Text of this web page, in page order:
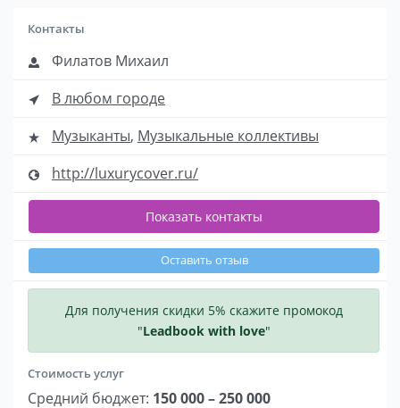
Контакты
Филатов Михаил
В любом городе
Музыканты, Музыкальные коллективы
http://luxurycover.ru/
Показать контакты
Оставить отзыв
Для получения скидки 5% скажите промокод
"Leadbook with love"
Стоимость услуг
Средний бюджет: 150 000 – 250 000